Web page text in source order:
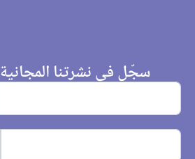
سجّل في نشرتنا المجانية